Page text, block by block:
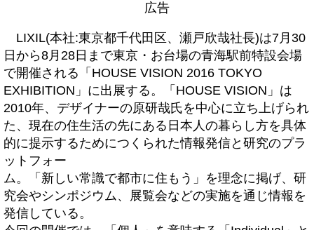
広告
LIXIL(本社:東京都千代田区、瀬戸欣哉社長)は7月30
日から8月28日まで東京・お台場の青海駅前特設会場
で開催される「HOUSE VISION 2016 TOKYO
EXHIBITION」に出展する。「HOUSE VISION」は
2010年、デザイナーの原研哉氏を中心に立ち上げられ
た、現在の住生活の先にある日本人の暮らし方を具体
的に提示するためにつくられた情報発信と研究のプラ
ットフォー
ム。「新しい常識で都市に住もう」を理念に掲げ、研
究会やシンポジウム、展覧会などの実施を通じ情報を
発信している。